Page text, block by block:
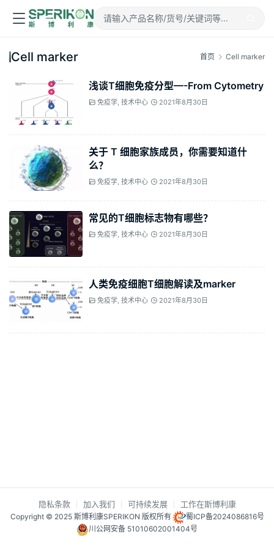
Cell marker 首页 Cell marker
浅谈T细胞免疫分型—-From Cytometry
免疫学, 技术中心 2021年8月30日
关于 T 细胞家族成员，你需要知道什
么？
免疫学, 技术中心 2021年8月30日
常见的T细胞标志物有哪些​？​
免疫学, 技术中心 2021年8月30日
人类免疫细胞T细胞解读及marker
免疫学, 技术中心 2021年8月30日
隐私条款 加入我们 可持续发展 工作在斯博利康
Copyright © 2025 斯博利康SPERIKON 版权所有
蜀ICP备2024086816号
川公网安备 51010602001404号